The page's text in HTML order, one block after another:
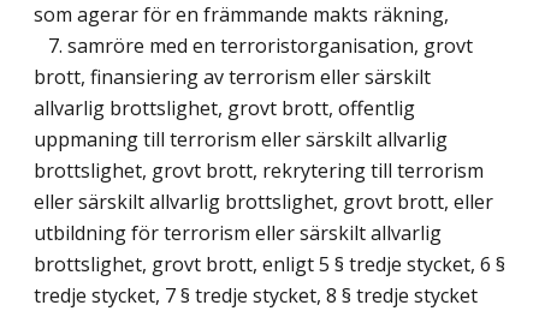
som agerar för en främmande makts räkning,
7. samröre med en terroristorganisation, grovt
brott, finansiering av terrorism eller särskilt
allvarlig brottslighet, grovt brott, offentlig
uppmaning till terrorism eller särskilt allvarlig
brottslighet, grovt brott, rekrytering till terrorism
eller särskilt allvarlig brottslighet, grovt brott, eller
utbildning för terrorism eller särskilt allvarlig
brottslighet, grovt brott, enligt 5 § tredje stycket, 6 §
tredje stycket, 7 § tredje stycket, 8 § tredje stycket